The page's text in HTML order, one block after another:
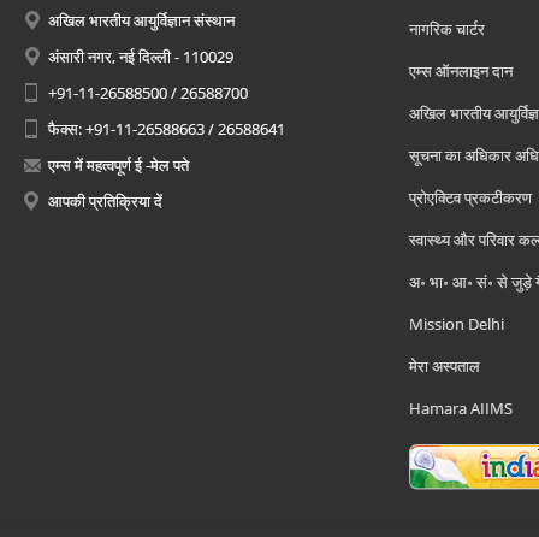
अखिल भारतीय आयुर्विज्ञान संस्थान
अंसारी नगर, नई दिल्ली - 110029
+91-11-26588500 / 26588700
फैक्स: +91-11-26588663 / 26588641
एम्स में महत्वपूर्ण ई -मेल पते
आपकी प्रतिक्रिया दें
नागरिक चार्टर
एम्स ऑनलाइन दान
अखिल भारतीय
सूचना का अधिकार
प्रोएक्टिव प्रकटीकरण
स्वास्थ्य और परिवार
अ॰ भा॰ आ॰ सं॰ से जुड़े
Mission Delhi
मेरा अस्पताल
Hamara AIIMS